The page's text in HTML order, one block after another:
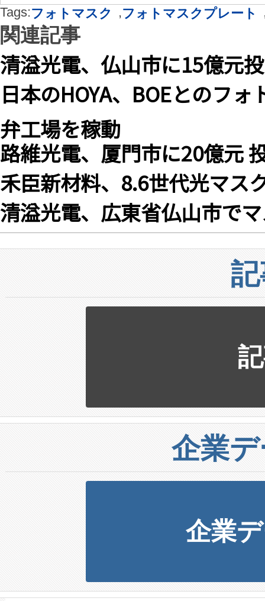
Tags:フォトマスク ,フォトマスクプレート
関連記事
清溢光電、仏山市に15億元
日本のHOYA、BOEとのフ
弁工場を稼動
路維光電、厦門市に20億元
禾臣新材料、8.6世代光マス
清溢光電、広東省仏山市で
企業
企業